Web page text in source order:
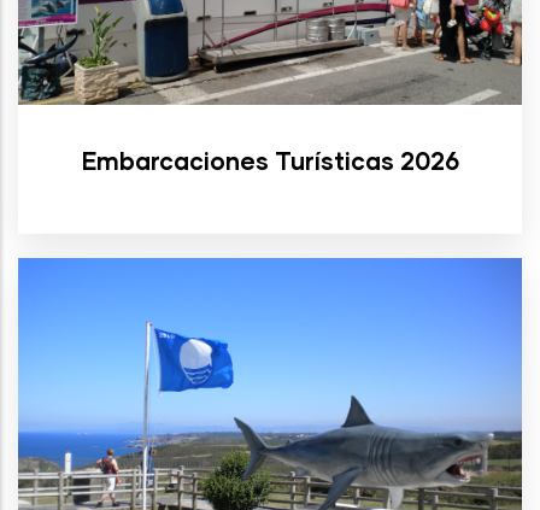
Embarcaciones Turísticas 2026